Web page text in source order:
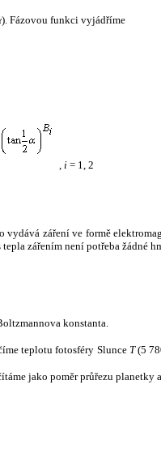
). Fázovou funkci vyjádříme
, i = 1, 2
záření ve formě
zářením není potřeba žádné
konstanta.
teplotu fotosféry Slunce T(5
jako poměr průřezu